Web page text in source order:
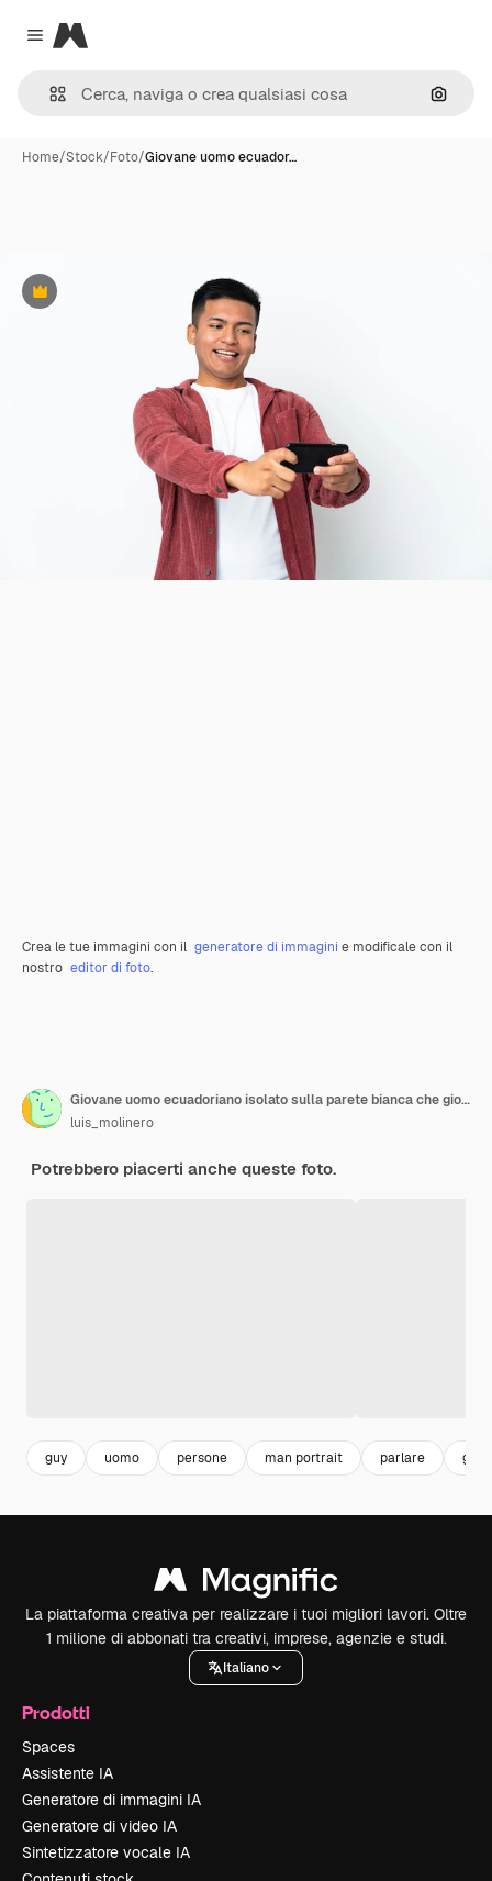
Close menu
Magnific
Cerca
Home/Stock/Foto/Giovane uomo ecuador…
Premium
Crea le tue immagini con il generatore di immagini e modificale con il
nostro editor di foto.
Giovane uomo ecuadoriano isolato sulla parete bianca che gioca con il telefono cellulare
luis_molinero
Potrebbero piacerti anche queste foto.
guy uomo persone man portrait parlare
La piattaforma creativa per realizzare i tuoi migliori lavori. Oltre
1 milione di abbonati tra creativi, imprese, agenzie e studi.
Italiano
Prodotti
Spaces
Assistente IA
Generatore di immagini IA
Generatore di video IA
Sintetizzatore vocale IA